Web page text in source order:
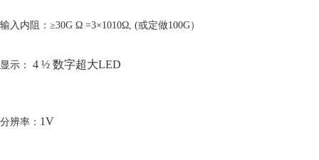
输入内阻： ≥30G Ω =3×1010Ω, (或定做100G）
显示： 4 ½ 数字超大LED
分辨率： 1V